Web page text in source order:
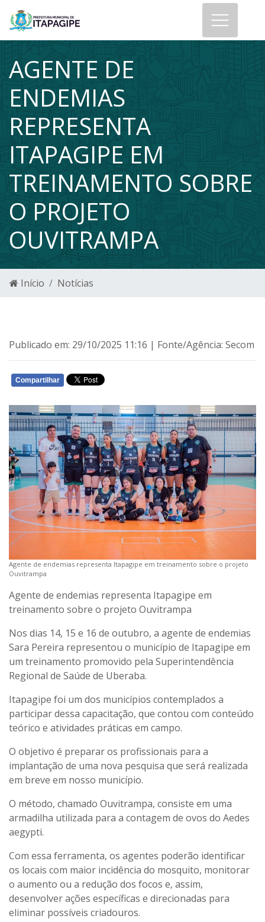
AGENTE DE
ENDEMIAS
REPRESENTA
ITAPAGIPE EM
TREINAMENTO SOBRE
O PROJETO
OUVITRAMPA
Início Notícias
Publicado em: 29/10/2025 11:16 | Fonte/Agência: Secom
Compartilhar
Agente de endemias representa Itapagipe em treinamento sobre o projeto
Ouvitrampa
Agente de endemias representa Itapagipe em
treinamento sobre o projeto Ouvitrampa
Nos dias 14, 15 e 16 de outubro, a agente de endemias
Sara Pereira representou o município de Itapagipe em
um treinamento promovido pela Superintendência
Regional de Saúde de Uberaba.
Itapagipe foi um dos municípios contemplados a
participar dessa capacitação, que contou com conteúdo
teórico e atividades práticas em campo.
O objetivo é preparar os profissionais para a
implantação de uma nova pesquisa que será realizada
em breve em nosso município.
O método, chamado Ouvitrampa, consiste em uma
armadilha utilizada para a contagem de ovos do Aedes
aegypti.
Com essa ferramenta, os agentes poderão identificar
os locais com maior incidência do mosquito, monitorar
o aumento ou a redução dos focos e, assim,
desenvolver ações específicas e direcionadas para
eliminar possíveis criadouros.